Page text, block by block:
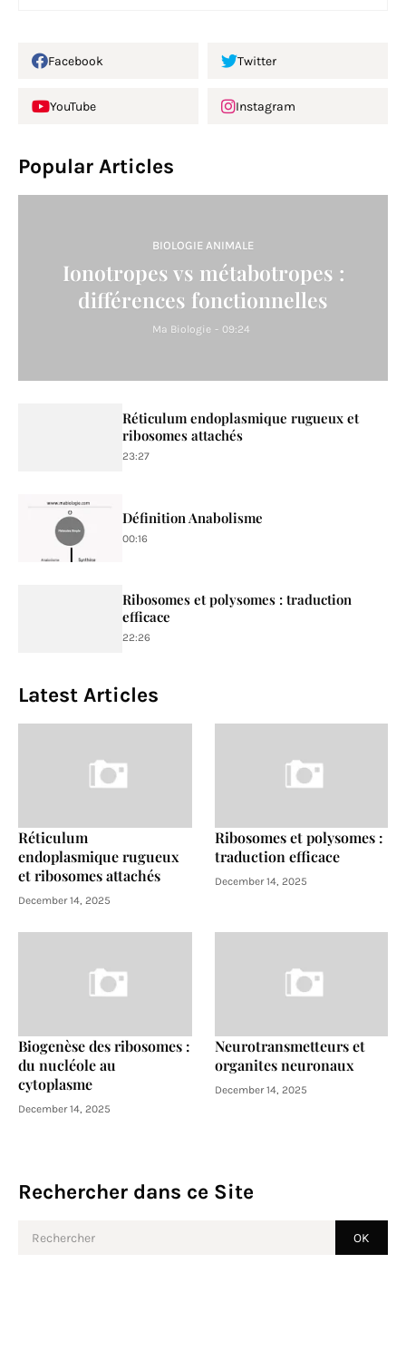
Facebook Twitter
YouTube Instagram
Popular Articles
BIOLOGIE ANIMALE
Ionotropes vs métabotropes :
différences fonctionnelles
Ma Biologie - 09:24
Réticulum endoplasmique rugueux et
ribosomes attachés
23:27
Définition Anabolisme
00:16
Ribosomes et polysomes : traduction
efficace
22:26
Latest Articles
Réticulum
endoplasmique rugueux
et ribosomes attachés
December 14, 2025
Ribosomes et polysomes :
traduction efficace
December 14, 2025
Biogenèse des ribosomes :
du nucléole au
cytoplasme
December 14, 2025
Neurotransmetteurs et
organites neuronaux
December 14, 2025
Rechercher dans ce Site